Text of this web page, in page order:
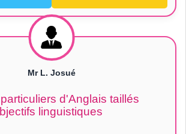
Mr L. Josué
d'Anglais taillés
linguistiques